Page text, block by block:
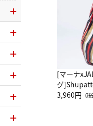
[マーナ
グ
グ Drop
3,960円 （